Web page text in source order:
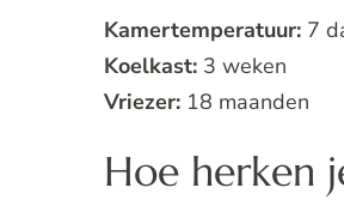
Kamertemperatuur: 7
Koelkast: 3 weken
Vriezer: 18 maanden
Hoe herken